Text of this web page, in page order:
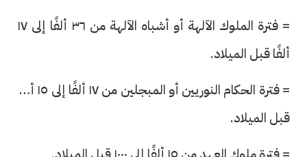
= فترة الملوك الآلهة أو أشباه الآلهة من ٣٦ ألفًا إلى ١٧
ألفًا قبل الميلاد.
= فترة الحكام النوريين أو المبجلين من ١٧ ألفًا إلى ١٥ ألفًا
قبل الميلاد.